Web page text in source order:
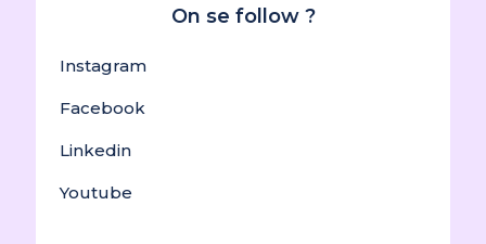
On se follow ?
Instagram
Facebook
Linkedin
Youtube